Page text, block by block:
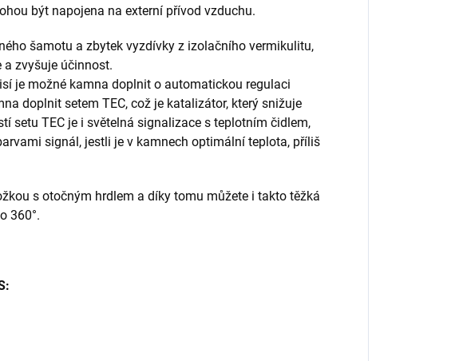
být napojena na externí přívod vzduchu.
šamotu a zbytek vyzdívky z izolačního vermikulitu,
a zvyšuje účinnost.
je možné kamna doplnit o automatickou regulaci
doplnit setem TEC, což je katalizátor, který snižuje
setu TEC je i světelná signalizace s teplotním čidlem,
signál, jestli je v kamnech optimální teplota, příliš
s otočným hrdlem a díky tomu můžete i takto těžká
360°.